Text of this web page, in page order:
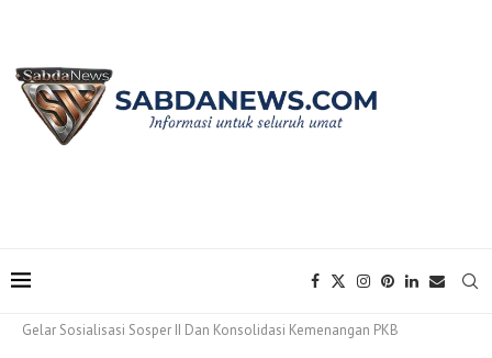
Gelar Sosialisasi Sosper II Dan Konsolidasi Kemenangan PKB